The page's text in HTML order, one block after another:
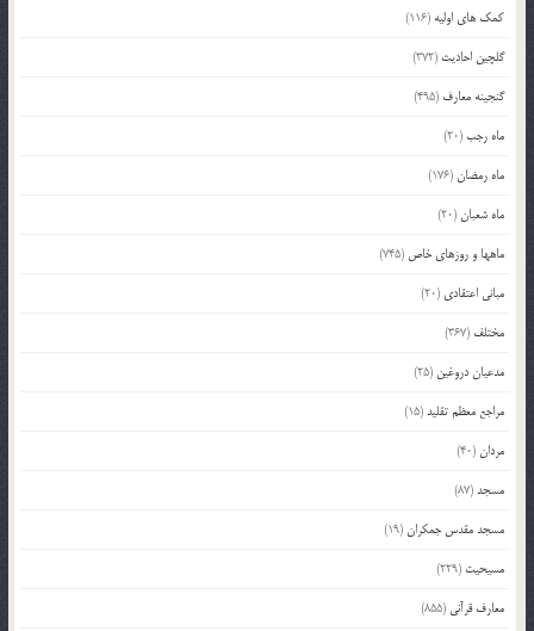
کمک های اولیه (116)
گلچین احادیث (372)
گنجینه معارف (495)
ماه رجب(20)
ماه رمضان(176)
ماه شعبان(20)
ماهها و روزهای خاص (745)
مبانی اعتقادی (20)
مختلف (367)
مدعیان دروغین (25)
مراجع معظم تقلید(15)
مردان(40)
مسجد(87)
مسجد مقدس جمکران(19)
مسیحیت (229)
معارف قرآنی (855)